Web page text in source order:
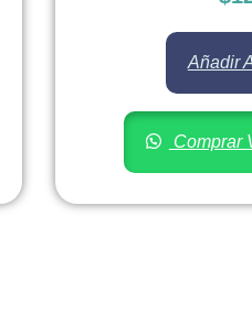
Añadir
Comprar